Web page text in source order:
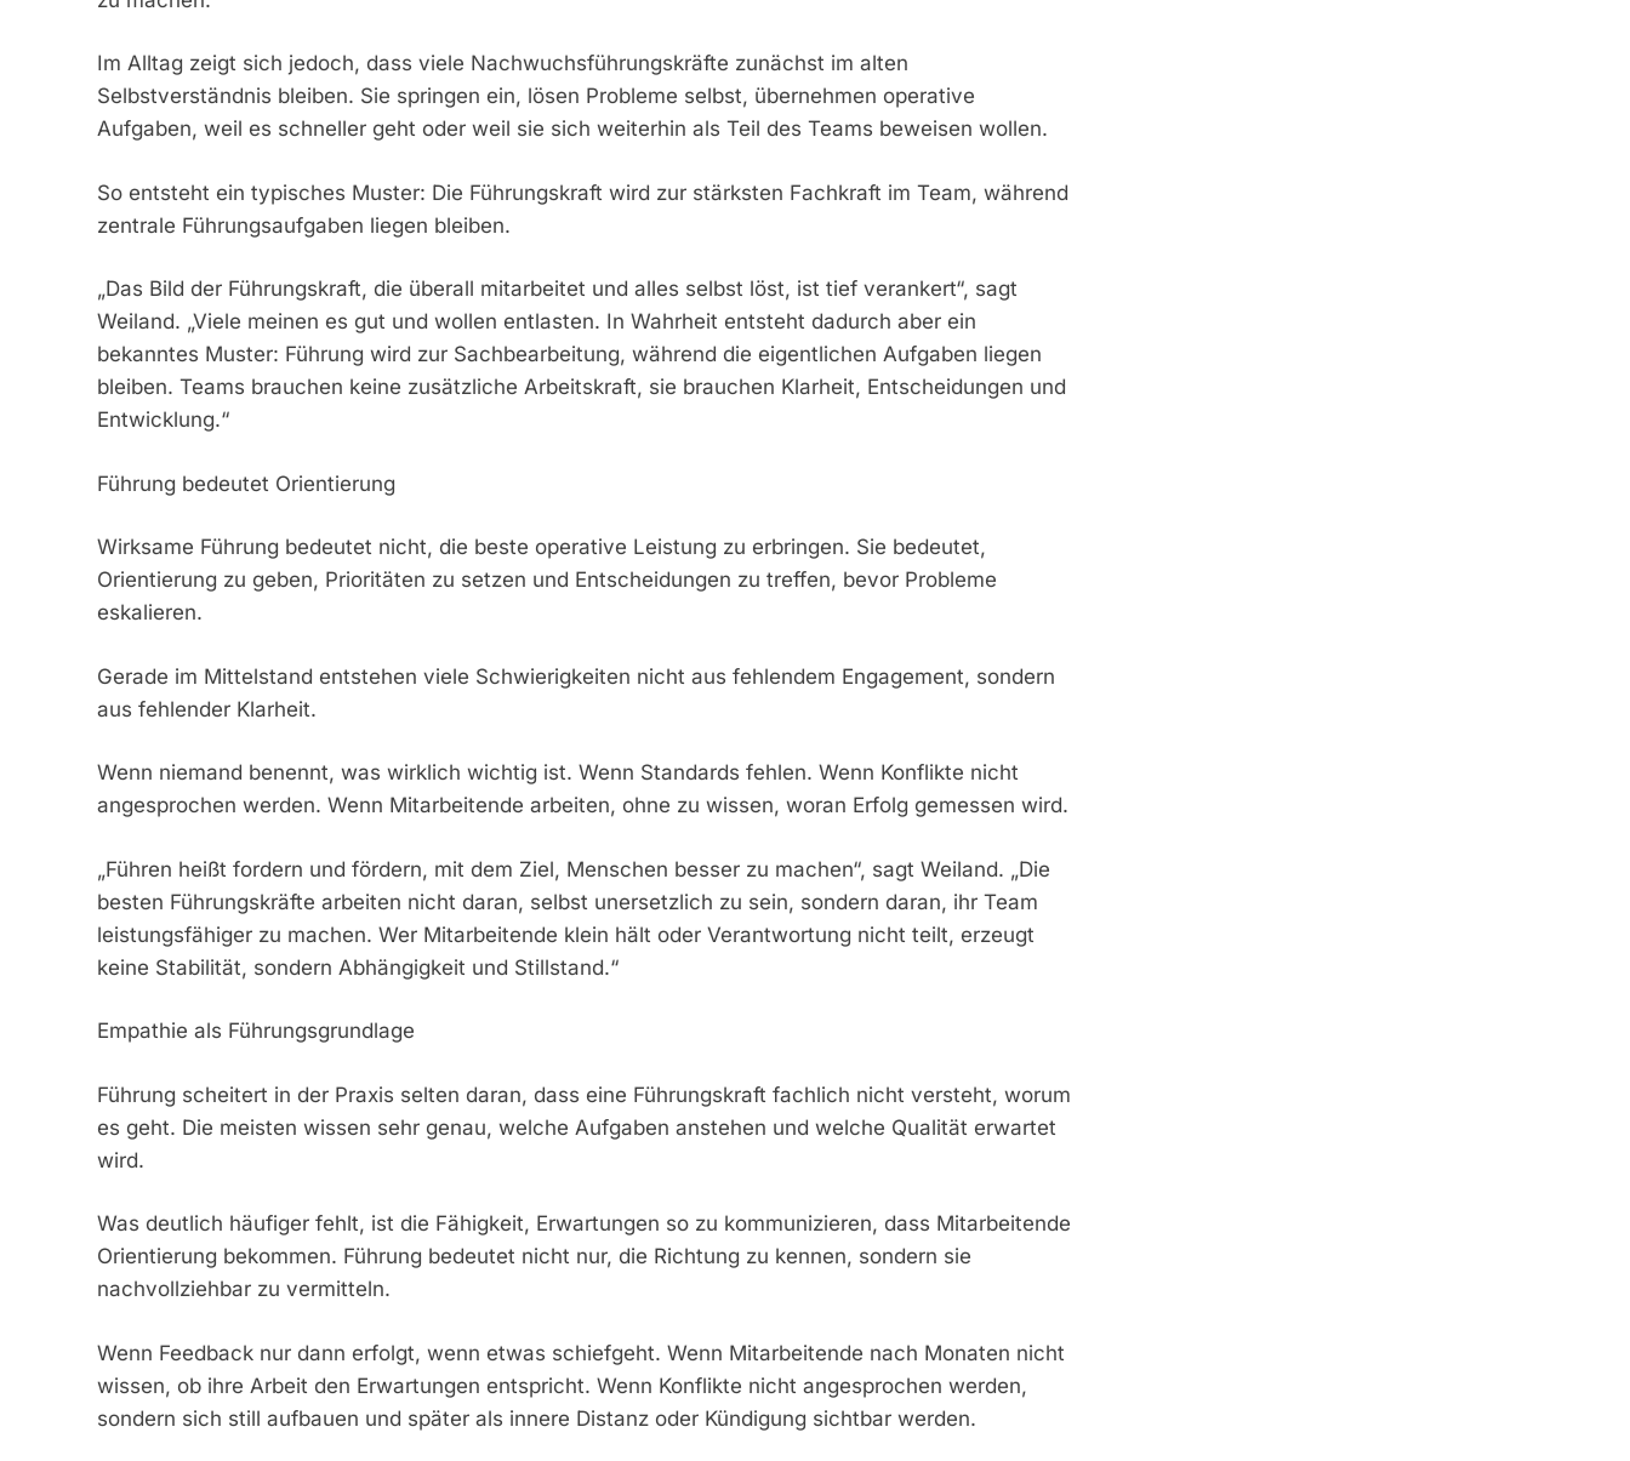
Im Alltag zeigt sich jedoch, dass viele Nachwuchsführungskräfte zunächst im alten
Selbstverständnis bleiben. Sie springen ein, lösen Probleme selbst, übernehmen operative
Aufgaben, weil es schneller geht oder weil sie sich weiterhin als Teil des Teams beweisen wollen.
So entsteht ein typisches Muster: Die Führungskraft wird zur stärksten Fachkraft im Team, während
zentrale Führungsaufgaben liegen bleiben.
„Das Bild der Führungskraft, die überall mitarbeitet und alles selbst löst, ist tief verankert“, sagt
Weiland. „Viele meinen es gut und wollen entlasten. In Wahrheit entsteht dadurch aber ein
bekanntes Muster: Führung wird zur Sachbearbeitung, während die eigentlichen Aufgaben liegen
bleiben. Teams brauchen keine zusätzliche Arbeitskraft, sie brauchen Klarheit, Entscheidungen und
Entwicklung.“
Führung bedeutet Orientierung
Wirksame Führung bedeutet nicht, die beste operative Leistung zu erbringen. Sie bedeutet,
Orientierung zu geben, Prioritäten zu setzen und Entscheidungen zu treffen, bevor Probleme
eskalieren.
Gerade im Mittelstand entstehen viele Schwierigkeiten nicht aus fehlendem Engagement, sondern
aus fehlender Klarheit.
Wenn niemand benennt, was wirklich wichtig ist. Wenn Standards fehlen. Wenn Konflikte nicht
angesprochen werden. Wenn Mitarbeitende arbeiten, ohne zu wissen, woran Erfolg gemessen wird.
„Führen heißt fordern und fördern, mit dem Ziel, Menschen besser zu machen“, sagt Weiland. „Die
besten Führungskräfte arbeiten nicht daran, selbst unersetzlich zu sein, sondern daran, ihr Team
leistungsfähiger zu machen. Wer Mitarbeitende klein hält oder Verantwortung nicht teilt, erzeugt
keine Stabilität, sondern Abhängigkeit und Stillstand.“
Empathie als Führungsgrundlage
Führung scheitert in der Praxis selten daran, dass eine Führungskraft fachlich nicht versteht, worum
es geht. Die meisten wissen sehr genau, welche Aufgaben anstehen und welche Qualität erwartet
wird.
Was deutlich häufiger fehlt, ist die Fähigkeit, Erwartungen so zu kommunizieren, dass Mitarbeitende
Orientierung bekommen. Führung bedeutet nicht nur, die Richtung zu kennen, sondern sie
nachvollziehbar zu vermitteln.
Wenn Feedback nur dann erfolgt, wenn etwas schiefgeht. Wenn Mitarbeitende nach Monaten nicht
wissen, ob ihre Arbeit den Erwartungen entspricht. Wenn Konflikte nicht angesprochen werden,
sondern sich still aufbauen und später als innere Distanz oder Kündigung sichtbar werden.